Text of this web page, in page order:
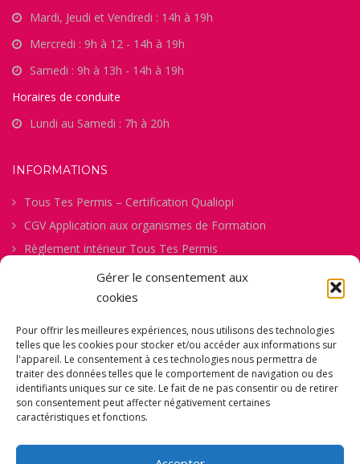
Gérer le consentement aux
cookies
Pour offrir les meilleures expériences, nous utilisons des technologies
telles que les cookies pour stocker et/ou accéder aux informations sur
l'appareil. Le consentement à ces technologies nous permettra de
traiter des données telles que le comportement de navigation ou des
identifiants uniques sur ce site. Le fait de ne pas consentir ou de retirer
son consentement peut affecter négativement certaines
caractéristiques et fonctions.
Mardi, Jeudi et Vendredi : 14h à 19h
Mercredi : 9h à 12 - 14h à 19h
Samedi : 9h à 13h - 14h à 19h
Horaires de conduite
Lundi au Samedi : 7h à 20h
INFORMATIONS
Tous Tes Permis – Certification Qualiopi
CGV Application aux organismes de Formation
Règlement intérieur Tous Tes Permis
Procédure de gestion des abandons
Politique de confidentialité
Mentions Légales
Comment ça Marche
Fiche d’Évaluation Permis B
Fiche de Pré-inscription
de Vidéos